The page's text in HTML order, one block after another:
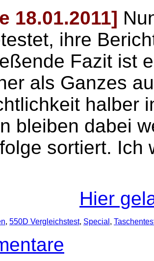
18.01.2011]
ihre
Fazit ist
als Ganzes
halber
bleiben dabei
sortiert. Ich
Hier
, 550D Vergleichstest, Special ,